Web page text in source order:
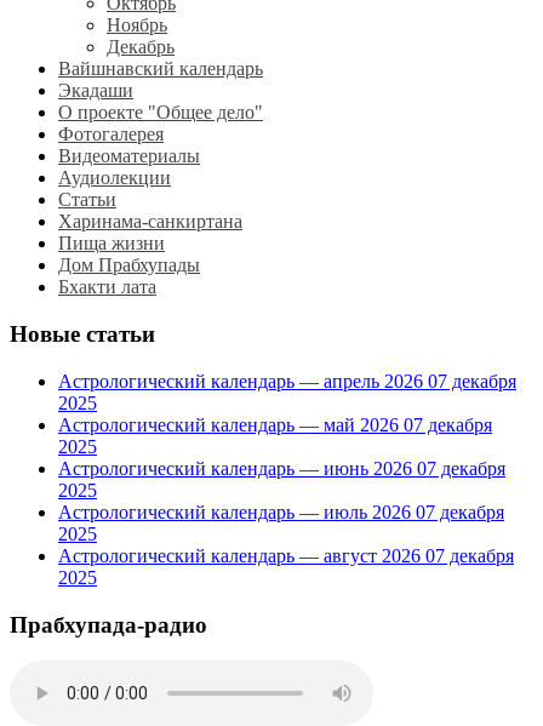
Ноябрь
Декабрь
Вайшнавский календарь
Экадаши
О проекте "Общее дело"
Фотогалерея
Видеоматериалы
Аудиолекции
Статьи
Харинама-санкиртана
Пища жизни
Дом Прабхупады
Бхакти лата
Новые статьи
Астрологический календарь — апрель 2026 07 декабря
2025
Астрологический календарь — май 2026 07 декабря
2025
Астрологический календарь — июнь 2026 07 декабря
2025
Астрологический календарь — июль 2026 07 декабря
2025
Астрологический календарь — август 2026 07 декабря
2025
Прабхупада-радио